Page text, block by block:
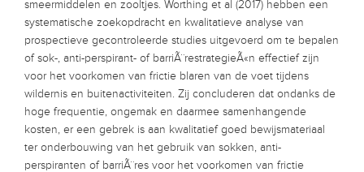
smeermiddelen en zooltjes. Worthing et al (2017) hebben een
systematische zoekopdracht en kwalitatieve analyse van
prospectieve gecontroleerde studies uitgevoerd om te bepalen
of sok-, anti-perspirant- of barriÃ¨restrategieÃ«n effectief zijn
voor het voorkomen van frictie blaren van de voet tijdens
wildernis en buitenactiviteiten. Zij concluderen dat ondanks de
hoge frequentie, ongemak en daarmee samenhangende
kosten, er een gebrek is aan kwalitatief goed bewijsmateriaal
ter onderbouwing van het gebruik van sokken, anti-
perspiranten of barriÃ¨res voor het voorkomen van frictie